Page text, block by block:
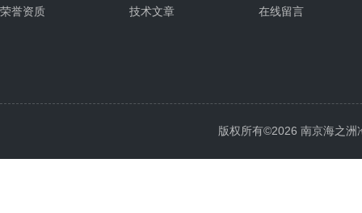
荣誉资质
技术文章
在线留言
版权所有©2026 南京海之